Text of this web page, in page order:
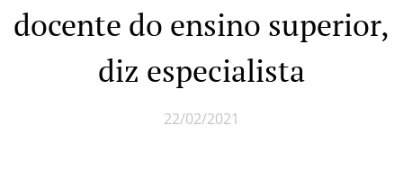
docente do ensino superior,
diz especialista
22/02/2021